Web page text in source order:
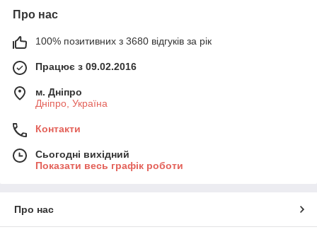
Про нас
100% позитивних з 3680 відгуків за рік
Працює з 09.02.2016
м. Дніпро
Дніпро, Україна
Контакти
Сьогодні вихідний
Показати весь графік роботи
Про нас